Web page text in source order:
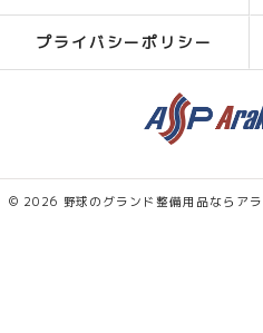
プライバシーポリシー
© 2026 野球のグランド整備用品ならア